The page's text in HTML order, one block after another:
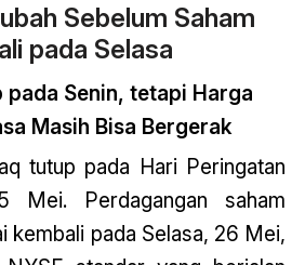
Sebelum Saham
pada Selasa
pada Senin, tetapi Harga
Masih Bisa Bergerak
tutup pada Hari Peringatan
Mei. Perdagangan saham
kembali pada Selasa, 26 Mei,